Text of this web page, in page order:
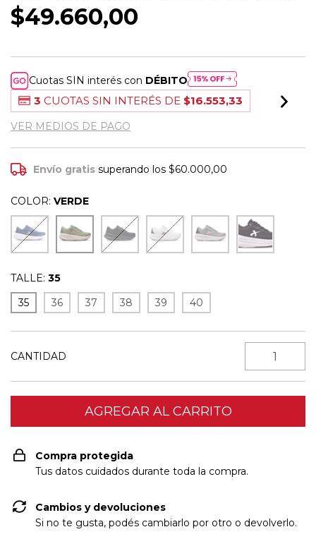
$49.660,00
Cuotas SIN interés con DÉBITO
3 CUOTAS SIN INTERÉS DE $16.553,33
VER MEDIOS DE PAGO
Envío gratis superando los$60.000,00
COLOR: VERDE
TALLE: 35
35
36 37 38 39 40
CANTIDAD
Compra protegida
Tus datos cuidados durante toda la compra.
Cambios y devoluciones
Si no te gusta, podés cambiarlo por otro o devolverlo.